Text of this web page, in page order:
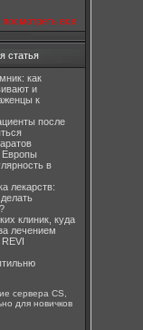
посмотреть все
статья
как
и
к
после
Европы
в
лекарств:
клиник, куда
лечением
сервера CS,
для новичков